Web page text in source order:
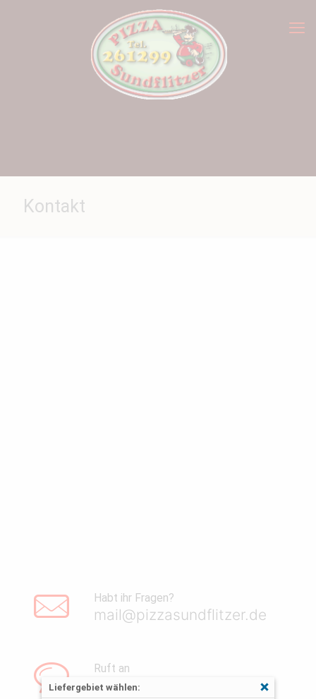
Kontakt
Habt ihr Fragen?
mail@pizzasundflitzer.de
Ruft an
03831/261299
Liefergebiet wählen: Schließen